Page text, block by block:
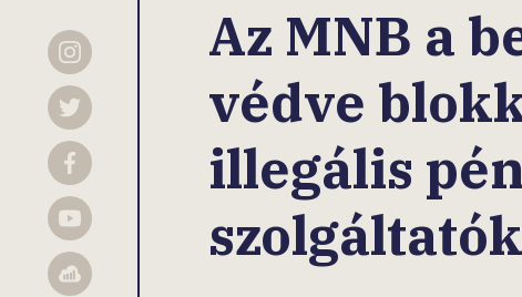
Instagram
Twitter
Facebook
YouTube
Sellsy
Az MNB a
védve
illegális